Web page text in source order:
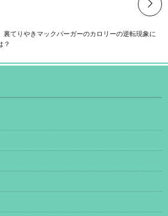
裏てりやきマックバーガーのカロリーの逆転現象に
？